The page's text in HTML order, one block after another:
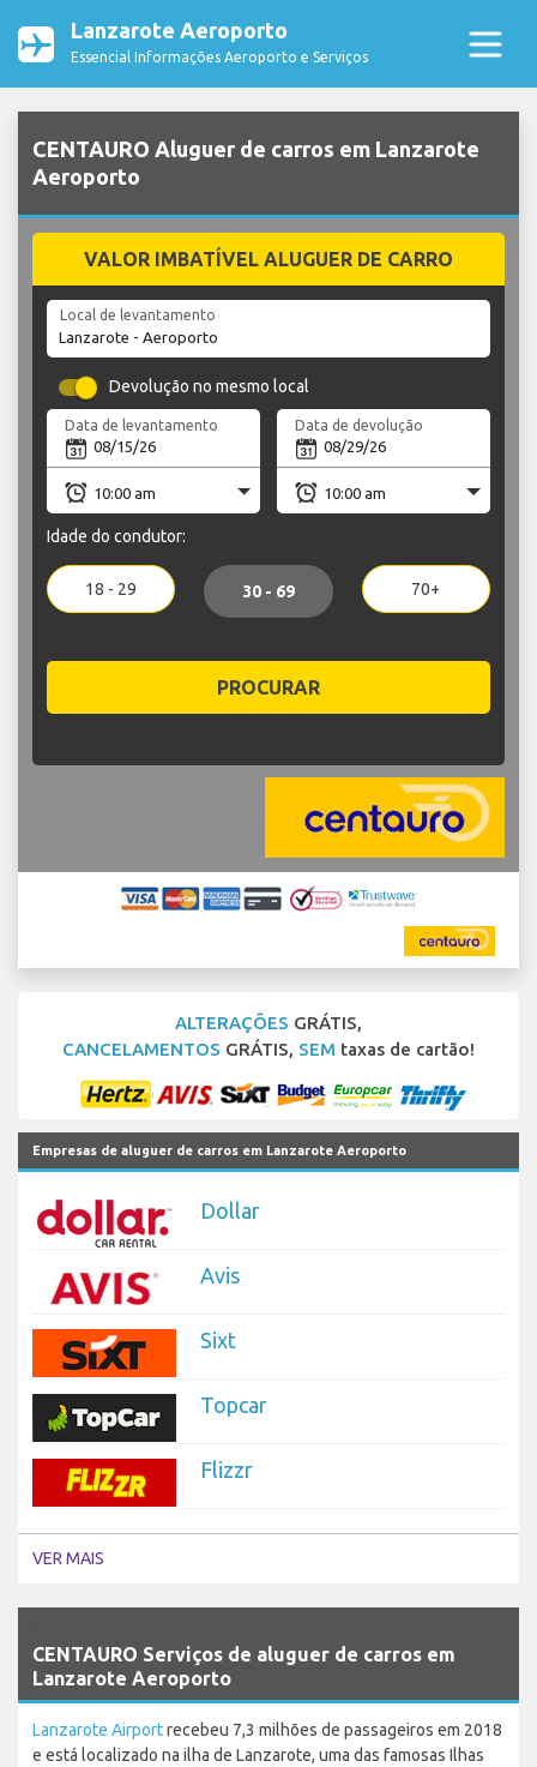
Lanzarote Aeroporto
Essencial Informações Aeroporto e Serviços
CENTAURO Aluguer de carros em Lanzarote
Aeroporto
VALOR IMBATÍVEL ALUGUER DE CARRO
Local de levantamento
Devolução no mesmo local
Data de levantamento Data de devolução
Idade do condutor:
18 - 29 30 - 69 70+
PROCURAR
ALTERAÇÕES GRÁTIS,
CANCELAMENTOS GRÁTIS, SEM taxas de cartão!
Empresas de aluguer de carros em Lanzarote Aeroporto
Dollar
Avis
Sixt
Topcar
Flizzr
VER MAIS
CENTAURO Serviços de aluguer de carros em
Lanzarote Aeroporto
Lanzarote Airportrecebeu 7,3 milhões de passageiros em 2018
e está localizado na ilha de Lanzarote, uma das famosas Ilhas